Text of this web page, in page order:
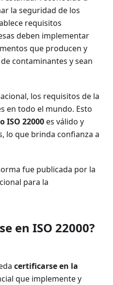
la seguridad de los
requisitos
deben implementar
que producen y
contaminantes y sean
los requisitos de la
en todo el mundo. Esto
ISO 22000es válido y
lo que brinda confianza a
fue publicada por la
para la
en ISO 22000?
certificarse en la
que implemente y